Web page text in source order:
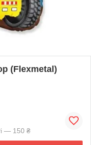
(Flexmetal)
— 150 ₴